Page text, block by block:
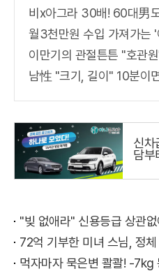
비x아그라 30배! 60대男
월3천만원 수입 가져가는
이만기의 관절튼튼 "호관
남性 "크기, 길이" 10분이
신차
담부
"빚 없애라" 신용등급 상관
72억 기부한 미녀 스님, 정
먹자마자 묵은변 콸콸! -7kg